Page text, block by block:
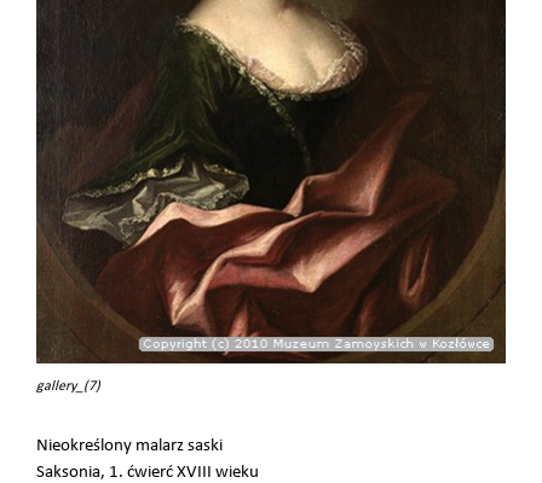
gallery_(7)
Nieokreślony malarz saski
Saksonia, 1. ćwierć XVIII wieku